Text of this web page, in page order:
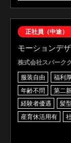
正社員（中途）
モーションデ
株式会社スパーク
服装自由 福利
年齢不問
第二
経験者優遇
髪
産育休活用有